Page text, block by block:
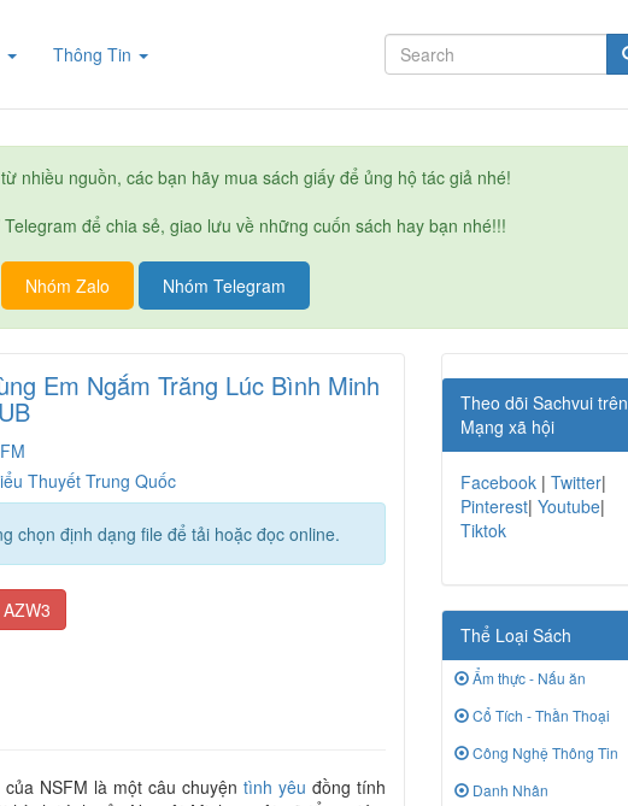
Thông Tin
nhiều nguồn, các bạn hãy mua sách giấy để ủng hộ tác giả nhé!
để chia sẻ, giao lưu về những cuốn sách hay bạn nhé!!!
Nhóm Zalo Nhóm Telegram
Em Ngắm Trăng Lúc Bình Minh
Thuyết Trung Quốc
chọn định dạng file để tải hoặc đọc online.
AZW3
NSFM là một câu chuyện tình yêu đồng tính
Theo dõi Sachvui trên
Mạng xã hội
Facebook | Twitter|
Pinterest| Youtube|
Tiktok
Thể Loại Sách
Ẩm thực - Nấu ăn
Cổ Tích - Thần Thoại
Công Nghệ Thông Tin
Danh Nhân